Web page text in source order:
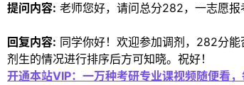
提问内容: 老师您好，请问总分282，一志愿报
回复内容: 同学你好！欢迎参加调剂，282分
剂生的情况进行排序后方可知晓。祝好！
开通本站VIP：一万种考研专业课视频随便看，